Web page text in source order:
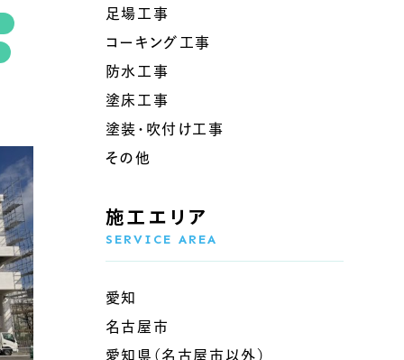
足場工事
コーキング工事
防水工事
塗床工事
塗装・吹付け工事
その他
施工エリア
SERVICE AREA
愛知
名古屋市
愛知県（名古屋市以外）